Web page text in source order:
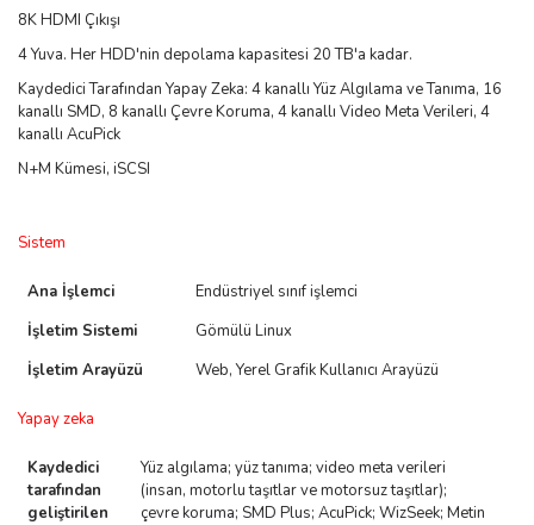
8K HDMI Çıkışı
4 Yuva. Her HDD'nin depolama kapasitesi 20 TB'a kadar.
Kaydedici Tarafından Yapay Zeka: 4 kanallı Yüz Algılama ve Tanıma, 16
kanallı SMD, 8 kanallı Çevre Koruma, 4 kanallı Video Meta Verileri, 4
kanallı AcuPick
N+M Kümesi, iSCSI
Sistem
Ana İşlemci
Endüstriyel sınıf işlemci
İşletim Sistemi
Gömülü Linux
İşletim Arayüzü
Web, Yerel Grafik Kullanıcı Arayüzü
Yapay zeka
Kaydedici
tarafından
geliştirilen
Yüz algılama; yüz tanıma; video meta verileri
(insan, motorlu taşıtlar ve motorsuz taşıtlar);
çevre koruma; SMD Plus; AcuPick; WizSeek; Metin